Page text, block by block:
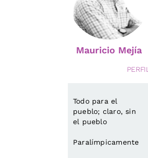
Mauricio Mejía
PERFIL
Todo para el
pueblo; claro, sin
el pueblo
Paralímpicamente